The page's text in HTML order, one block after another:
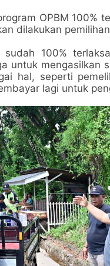
OPBM 100%
dilakukan
sudah 100%
untuk mengasilkan
hal, seperti
lagi untuk